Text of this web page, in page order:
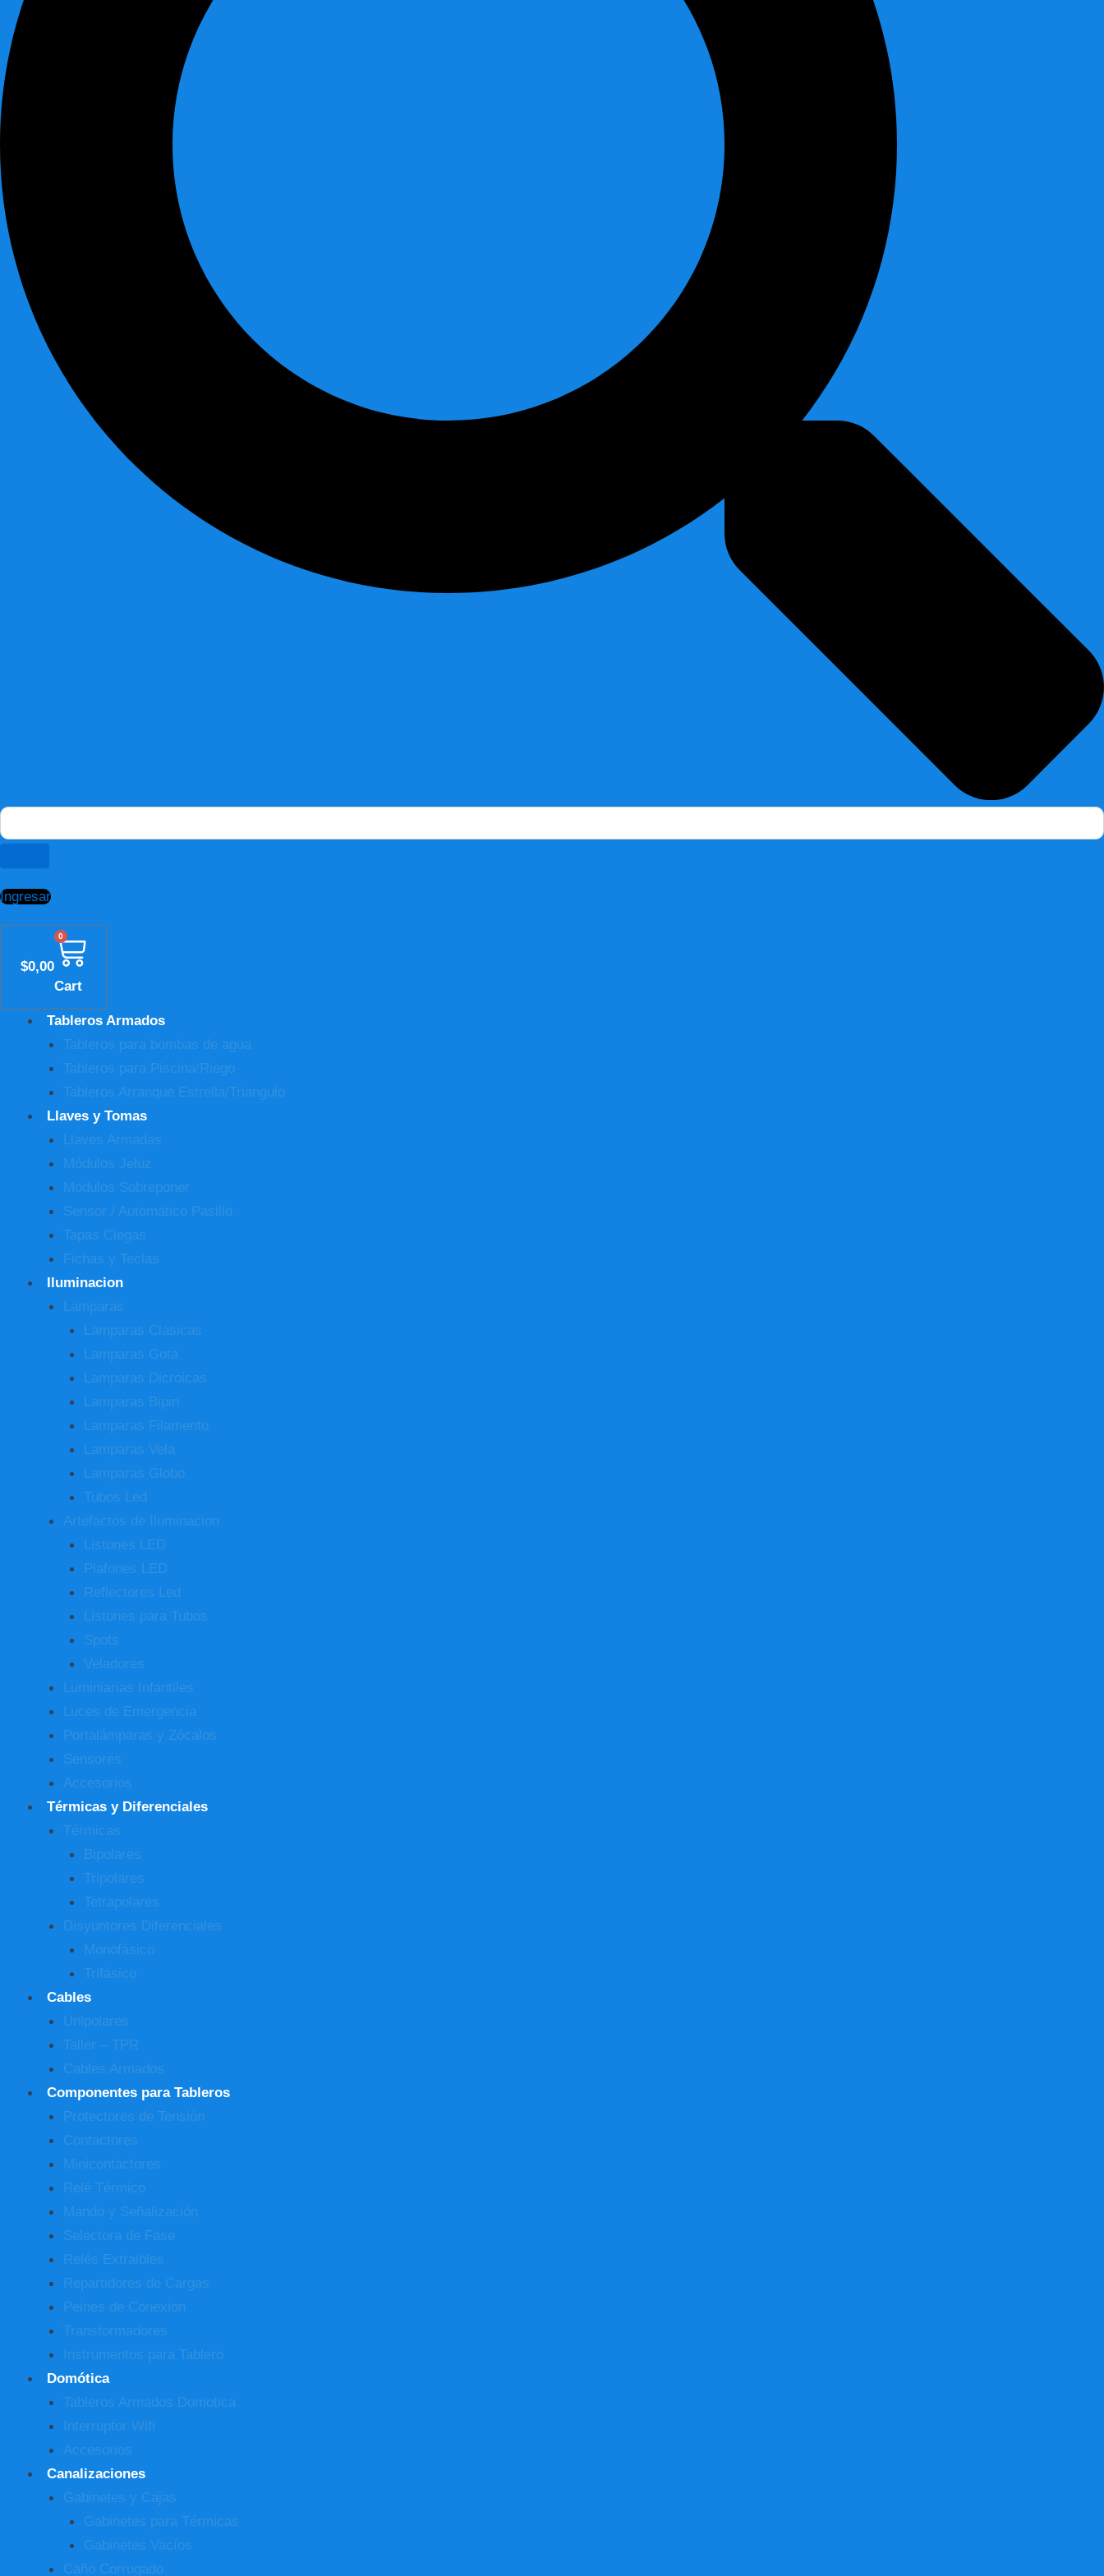
Ingresar
$0,00
0
Cart
Tableros Armados
Tableros para bombas de agua
Tableros para Piscina/Riego
Tableros Arranque Estrella/Triangulo
Llaves y Tomas
Llaves Armadas
Módulos Jeluz
Modulos Sobreponer
Sensor / Automático Pasillo
Tapas Ciegas
Fichas y Teclas
Iluminacion
Lamparas
Lamparas Clasicas
Lamparas Gota
Lamparas Dicroicas
Lamparas Bipin
Lamparas Filamento
Lamparas Vela
Lamparas Globo
Tubos Led
Artefactos de Iluminacion
Listones LED
Plafones LED
Reflectores Led
Listones para Tubos
Spots
Veladores
Luminiarias Infantiles
Luces de Emergencia
Portalámparas y Zócalos
Sensores
Accesorios
Térmicas y Diferenciales
Térmicas
Bipolares
Tripolares
Tetrapolares
Disyuntores Diferenciales
Monofásico
Trifásico
Cables
Unipolares
Taller – TPR
Cables Armados
Componentes para Tableros
Protectores de Tensión
Contactores
Minicontactores
Relé Térmico
Mando y Señalización
Selectora de Fase
Relés Extraibles
Repartidores de Cargas
Peines de Conexion
Transformadores
Instrumentos para Tablero
Domótica
Tableros Armados Domotica
Interruptor Wifi
Accesorios
Canalizaciones
Gabinetes y Cajas
Gabinetes para Térmicas
Gabinetes Vacíos
Caño Corrugado